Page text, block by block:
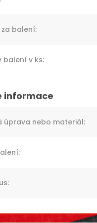
balení:
balení v ks:
úprava nebo materiál:
:
: